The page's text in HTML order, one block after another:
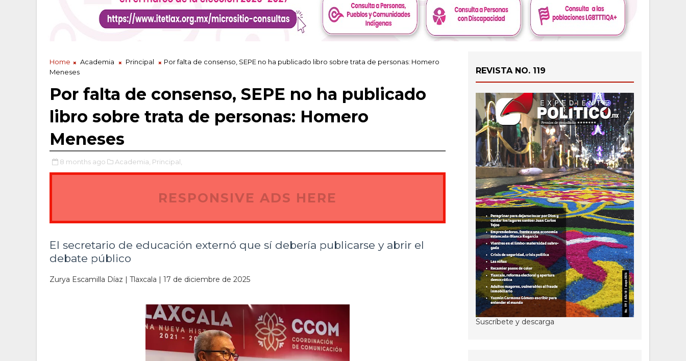
Home Academia Principal
Por falta de consenso, SEPE no ha publicado libro sobre trata de personas: Homero
Meneses
Por falta de consenso, SEPE no ha publicado
libro sobre trata de personas: Homero
Meneses
8 months ago Academia, Principal,
RESPONSIVE ADS HERE
El secretario de educación externó que sí debería publicarse y abrir el
debate público
Zurya Escamilla Díaz | Tlaxcala | 17 de diciembre de 2025
REVISTA NO. 119
Suscríbete y descarga